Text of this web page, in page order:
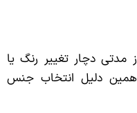
مدتی دچار تغییر رنگ یا
دلیل انتخاب جنس